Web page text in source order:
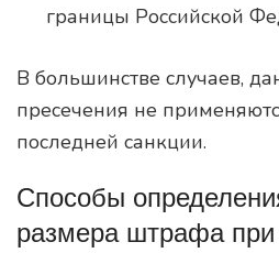
границы Российской
В большинстве случаев,
пресечения не
последней санкции.
Способы
размера штрафа при